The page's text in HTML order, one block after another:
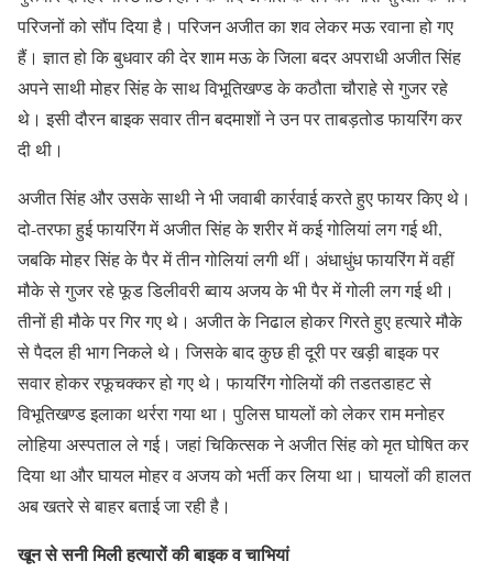
परिजनों को सौंप दिया है। परिजन अजीत का शव लेकर मऊ रवाना हो गए
हैं। ज्ञात हो कि बुधवार की देर शाम मऊ के जिला बदर अपराधी अजीत सिंह
अपने साथी मोहर सिंह के साथ विभूतिखण्ड के कठौता चौराहे से गुजर रहे
थे। इसी दौरन बाइक सवार तीन बदमाशों ने उन पर ताबड़तोड फायरिंग कर
दी थी।
अजीत सिंह और उसके साथी ने भी जवाबी कार्रवाई करते हुए फायर किए थे।
दो-तरफा हुई फायरिंग में अजीत सिंह के शरीर में कई गोलियां लग गई थी,
जबकि मोहर सिंह के पैर में तीन गोलियां लगी थीं। अंधाधुंध फायरिंग में वहीं
मौके से गुजर रहे फूड डिलीवरी ब्वाय अजय के भी पैर में गोली लग गई थी।
तीनों ही मौके पर गिर गए थे। अजीत के निढाल होकर गिरते हुए हत्यारे मौके
से पैदल ही भाग निकले थे। जिसके बाद कुछ ही दूरी पर खड़ी बाइक पर
सवार होकर रफूचक्कर हो गए थे। फायरिंग गोलियों की तडतडाहट से
विभूतिखण्ड इलाका थर्ररा गया था। पुलिस घायलों को लेकर राम मनोहर
लोहिया अस्पताल ले गई। जहां चिकित्सक ने अजीत सिंह को मृत घोषित कर
दिया था और घायल मोहर व अजय को भर्ती कर लिया था। घायलों की हालत
अब खतरे से बाहर बताई जा रही है।
खून से सनी मिली हत्यारों की बाइक व चाभियां